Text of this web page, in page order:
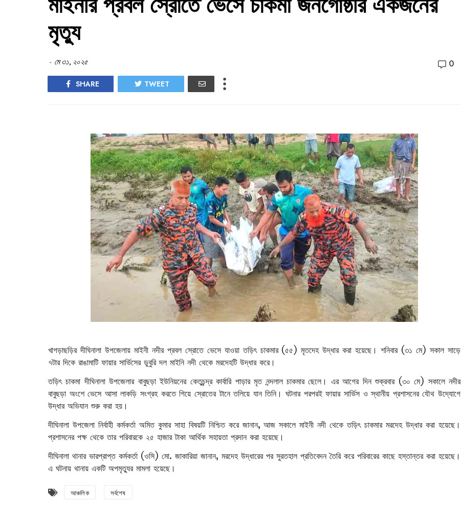
মৃত্যু
- মে ৩১, ২০২৫ 0
SHARE TWEET
খাগড়াছড়ির দীঘিনালা উপজেলায় মাইনী নদীর প্রবল স্রোতে ভেসে যাওয়া তড়িৎ চাকমার (৫৫) মৃতদেহ উদ্ধার করা হয়েছে। শনিবার (৩১ মে) সকাল সাড়ে
৭টার দিকে রাঙামাটি ফায়ার সার্ভিসের ডুবুরি দল মাইনি নদী থেকে মরদেহটি উদ্ধার করে।
তড়িৎ চাকমা দীঘিনালা উপজেলার বাবুছড়া ইউনিয়নের কেতুচন্দ্র কার্বারি পাড়ার মৃত নন্দলাল চাকমার ছেলে। এর আগের দিন শুক্রবার (৩০ মে) সকালে নদীর
বাবুছড়া অংশে ভেসে আসা লাকড়ি সংগ্রহ করতে গিয়ে স্রোতের টানে তলিয়ে যান তিনি। ঘটনার পরপরই ফায়ার সার্ভিস ও স্থানীয় প্রশাসনের যৌথ উদ্যোগে
উদ্ধার অভিযান শুরু করা হয়।
দীঘিনালা উপজেলা নির্বাহী কর্মকর্তা অমিত কুমার সাহা বিষয়টি নিশ্চিত করে জানান, আজ সকালে মাইনী নদী থেকে তড়িৎ চাকমার মরদেহ উদ্ধার করা হয়েছে।
প্রশাসনের পক্ষ থেকে তার পরিবারকে ২৫ হাজার টাকা আর্থিক সহায়তা প্রদান করা হয়েছে।
দীঘিনালা থানার ভারপ্রাপ্ত কর্মকর্তা (ওসি) মো. জাকারিয়া জানান, মরদেহ উদ্ধারের পর সুরতহাল প্রতিবেদন তৈরি করে পরিবারের কাছে হস্তান্তর করা হয়েছে।
এ ঘটনায় থানায় একটি অপমৃত্যুর মামলা হয়েছে।
আঞ্চলিক সর্বশেষ